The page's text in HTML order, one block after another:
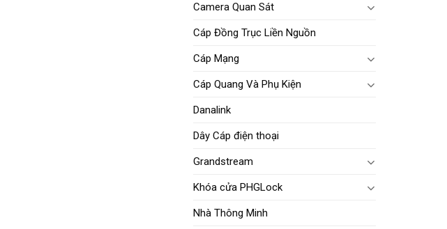
Camera Quan Sát
Cáp Đồng Trục Liền Nguồn
Cáp Mạng
Cáp Quang Và Phụ Kiện
Danalink
Dây Cáp điện thoại
Grandstream
Khóa cửa PHGLock
Nhà Thông Minh